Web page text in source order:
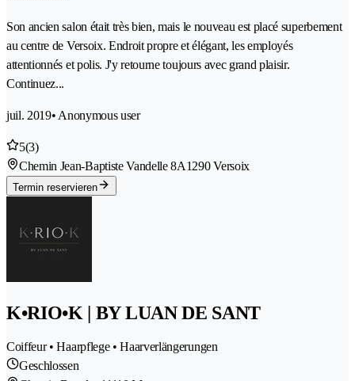
Son ancien salon était très bien, mais le nouveau est placé superbement
au centre de Versoix. Endroit propre et élégant, les employés
attentionnés et polis. J'y retourne toujours avec grand plaisir.
Continuez...
juil. 2019• Anonymous user
5(3)
Chemin Jean-Baptiste Vandelle 8A1290 Versoix
Termin reservieren
K•RIO•K | BY LUAN DE SANT
Coiffeur • Haarpflege • Haarverlängerungen
Geschlossen